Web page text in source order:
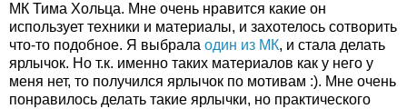
МК Тима Хольца. Мне очень нравится какие он
использует техники и материалы, и захотелось сотворить
что-то подобное. Я выбрала один из МК, и стала делать
ярлычок. Но т.к. именно таких материалов как у него у
меня нет, то получился ярлычок по мотивам :). Мне очень
понравилось делать такие ярлычки, но практического